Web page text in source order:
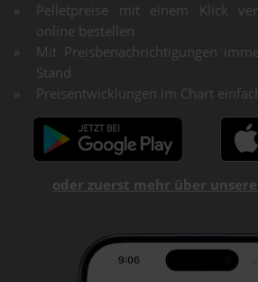
Pelletpreise mit einem Klick
online bestellen
Mit Preisbenachrichtigungen
Stand
Preisentwicklungen im Chart
oder zuerst mehr über